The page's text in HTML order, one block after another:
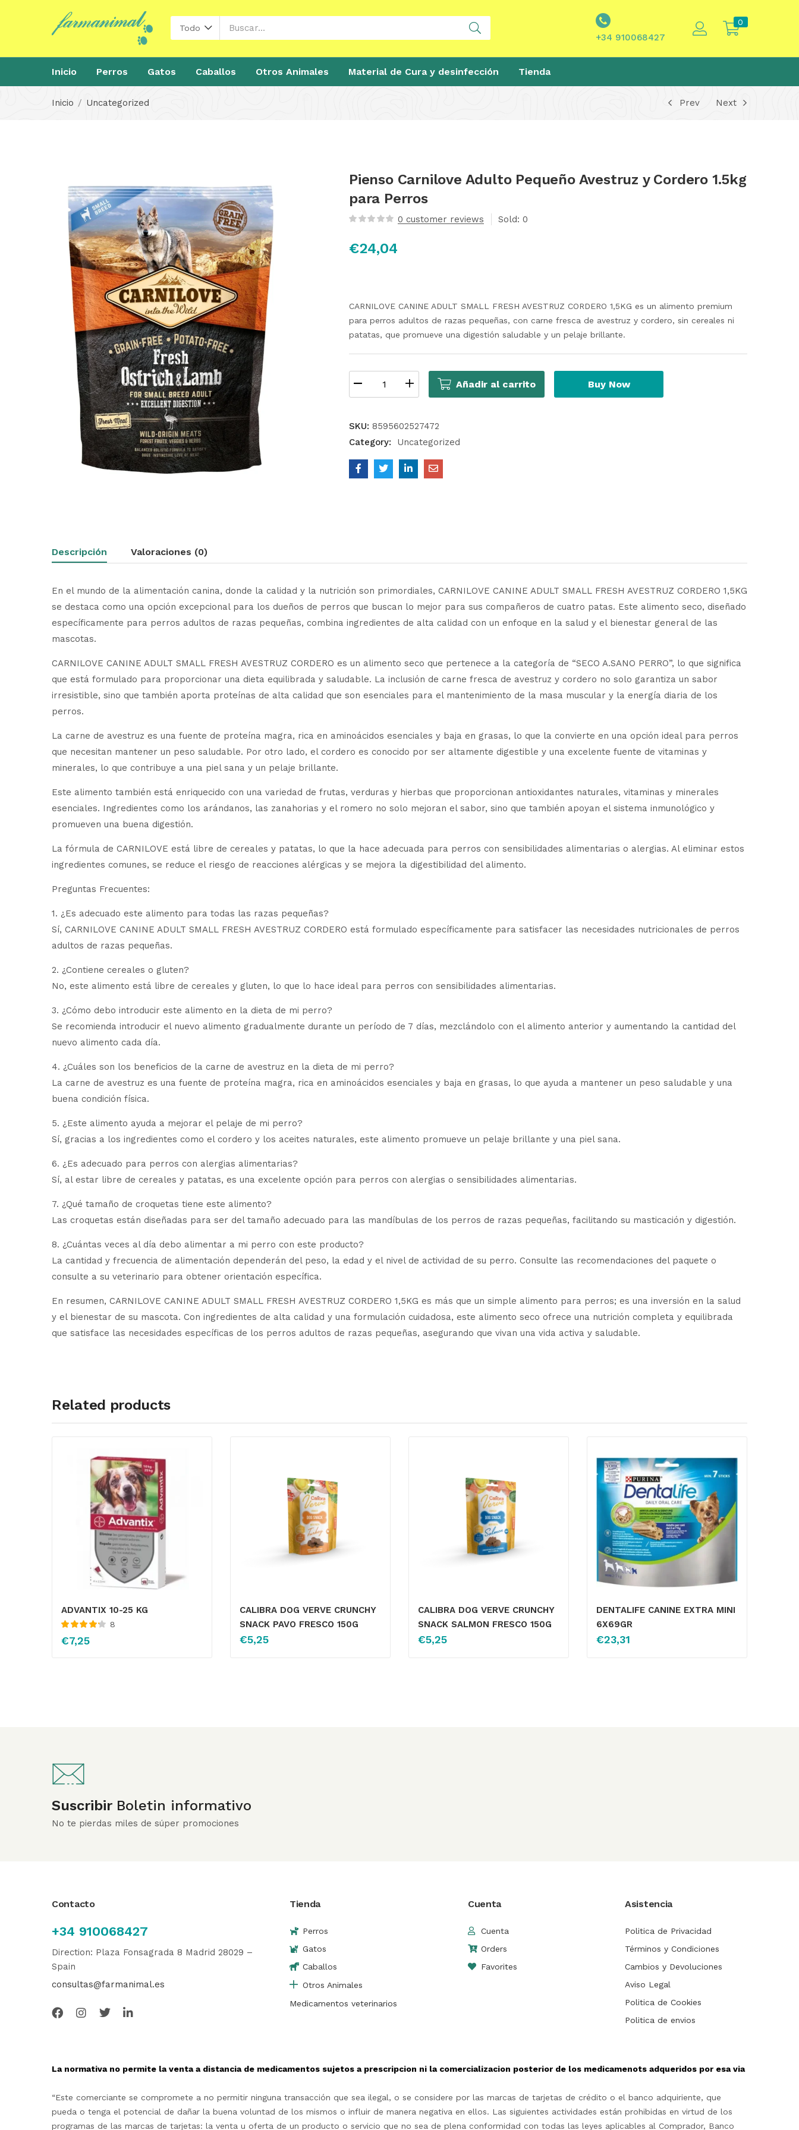
Todo
+34 910068427
0
Inicio Perros Gatos Caballos Otros Animales Material de Cura y desinfección Tienda
Inicio Uncategorized Prev Next
Pienso Carnilove Adulto Pequeño Avestruz y Cordero 1.5kg
para Perros
0 customer reviews Sold: 0
€24,04
CARNILOVE CANINE ADULT SMALL FRESH AVESTRUZ CORDERO 1,5KG es un alimento premium
para perros adultos de razas pequeñas, con carne fresca de avestruz y cordero, sin cereales ni
patatas, que promueve una digestión saludable y un pelaje brillante.
Añadir al carrito Buy Now
SKU: 8595602527472
Category:
Uncategorized
Descripción Valoraciones (0)
En el mundo de la alimentación canina, donde la calidad y la nutrición son primordiales, CARNILOVE CANINE ADULT SMALL FRESH AVESTRUZ CORDERO 1,5KG
se destaca como una opción excepcional para los dueños de perros que buscan lo mejor para sus compañeros de cuatro patas. Este alimento seco, diseñado
específicamente para perros adultos de razas pequeñas, combina ingredientes de alta calidad con un enfoque en la salud y el bienestar general de las
mascotas.
CARNILOVE CANINE ADULT SMALL FRESH AVESTRUZ CORDERO es un alimento seco que pertenece a la categoría de “SECO A.SANO PERRO”, lo que significa
que está formulado para proporcionar una dieta equilibrada y saludable. La inclusión de carne fresca de avestruz y cordero no solo garantiza un sabor
irresistible, sino que también aporta proteínas de alta calidad que son esenciales para el mantenimiento de la masa muscular y la energía diaria de los
perros.
La carne de avestruz es una fuente de proteína magra, rica en aminoácidos esenciales y baja en grasas, lo que la convierte en una opción ideal para perros
que necesitan mantener un peso saludable. Por otro lado, el cordero es conocido por ser altamente digestible y una excelente fuente de vitaminas y
minerales, lo que contribuye a una piel sana y un pelaje brillante.
Este alimento también está enriquecido con una variedad de frutas, verduras y hierbas que proporcionan antioxidantes naturales, vitaminas y minerales
esenciales. Ingredientes como los arándanos, las zanahorias y el romero no solo mejoran el sabor, sino que también apoyan el sistema inmunológico y
promueven una buena digestión.
La fórmula de CARNILOVE está libre de cereales y patatas, lo que la hace adecuada para perros con sensibilidades alimentarias o alergias. Al eliminar estos
ingredientes comunes, se reduce el riesgo de reacciones alérgicas y se mejora la digestibilidad del alimento.
Preguntas Frecuentes:
1. ¿Es adecuado este alimento para todas las razas pequeñas?
Sí, CARNILOVE CANINE ADULT SMALL FRESH AVESTRUZ CORDERO está formulado específicamente para satisfacer las necesidades nutricionales de perros
adultos de razas pequeñas.
2. ¿Contiene cereales o gluten?
No, este alimento está libre de cereales y gluten, lo que lo hace ideal para perros con sensibilidades alimentarias.
3. ¿Cómo debo introducir este alimento en la dieta de mi perro?
Se recomienda introducir el nuevo alimento gradualmente durante un período de 7 días, mezclándolo con el alimento anterior y aumentando la cantidad del
nuevo alimento cada día.
4. ¿Cuáles son los beneficios de la carne de avestruz en la dieta de mi perro?
La carne de avestruz es una fuente de proteína magra, rica en aminoácidos esenciales y baja en grasas, lo que ayuda a mantener un peso saludable y una
buena condición física.
5. ¿Este alimento ayuda a mejorar el pelaje de mi perro?
Sí, gracias a los ingredientes como el cordero y los aceites naturales, este alimento promueve un pelaje brillante y una piel sana.
6. ¿Es adecuado para perros con alergias alimentarias?
Sí, al estar libre de cereales y patatas, es una excelente opción para perros con alergias o sensibilidades alimentarias.
7. ¿Qué tamaño de croquetas tiene este alimento?
Las croquetas están diseñadas para ser del tamaño adecuado para las mandíbulas de los perros de razas pequeñas, facilitando su masticación y digestión.
8. ¿Cuántas veces al día debo alimentar a mi perro con este producto?
La cantidad y frecuencia de alimentación dependerán del peso, la edad y el nivel de actividad de su perro. Consulte las recomendaciones del paquete o
consulte a su veterinario para obtener orientación específica.
En resumen, CARNILOVE CANINE ADULT SMALL FRESH AVESTRUZ CORDERO 1,5KG es más que un simple alimento para perros; es una inversión en la salud
y el bienestar de su mascota. Con ingredientes de alta calidad y una formulación cuidadosa, este alimento seco ofrece una nutrición completa y equilibrada
que satisface las necesidades específicas de los perros adultos de razas pequeñas, asegurando que vivan una vida activa y saludable.
Related products
ADVANTIX 10-25 KG
con4.29de
8
€7,25
CALIBRA DOG VERVE CRUNCHY
SNACK PAVO FRESCO 150G
€5,25
CALIBRA DOG VERVE CRUNCHY
SNACK SALMON FRESCO 150G
€5,25
DENTALIFE CANINE EXTRA MINI
6X69GR
€23,31
Suscribir Boletin informativo
No te pierdas miles de súper promociones
Contacto
+34 910068427
Direction: Plaza Fonsagrada 8 Madrid 28029 –
Spain
consultas@farmanimal.es
Tienda
Perros
Gatos
Caballos
Otros Animales
Medicamentos veterinarios
Cuenta
Cuenta
Orders
Favorites
Asistencia
Politica de Privacidad
Términos y Condiciones
Cambios y Devoluciones
Aviso Legal
Politica de Cookies
Politica de envios
La normativa no permite la venta a distancia de medicamentos sujetos a prescripcion ni la comercializacion posterior de los medicamenots adqueridos por esa via
“Este comerciante se compromete a no permitir ninguna transacción que sea ilegal, o se considere por las marcas de tarjetas de crédito o el banco adquiriente, que
pueda o tenga el potencial de dañar la buena voluntad de los mismos o influir de manera negativa en ellos. Las siguientes actividades están prohibidas en virtud de los
programas de las marcas de tarjetas: la venta u oferta de un producto o servicio que no sea de plena conformidad con todas las leyes aplicables al Comprador, Banco